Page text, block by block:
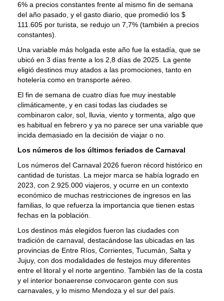
6% a precios constantes frente al mismo fin de semana
del año pasado, y el gasto diario, que promedió los $
111.605 por turista, se redujo un 7,7% (también a precios
constantes).
Una variable más holgada este año fue la estadía, que se
ubicó en 3 días frente a los 2,8 días de 2025. La gente
eligió destinos muy atados a las promociones, tanto en
hotelería como en transporte aéreo.
El fin de semana de cuatro días fue muy inestable
climáticamente, y en casi todas las ciudades se
combinaron calor, sol, lluvia, viento y tormenta, algo que
es habitual en febrero y ya no parece ser una variable que
incida demasiado en la decisión de viajar o no.
Los números de los últimos feriados de Carnaval
Los números del Carnaval 2026 fueron récord histórico en
cantidad de turistas. La mejor marca se había logrado en
2023, con 2.925.000 viajeros, y ocurre en un contexto
económico de muchas restricciones de ingresos en las
familias, lo que refuerza la importancia que tienen estas
fechas en la población.
Los destinos más elegidos fueron las ciudades con
tradición de carnaval, destacándose las ubicadas en las
provincias de Entre Ríos, Corrientes, Tucumán, Salta y
Jujuy, con dos modalidades de festejos muy diferentes
entre el litoral y el norte argentino. También las de la costa
y el interior bonaerense convocaron gente con sus
carnavales, y lo mismo Mendoza y el sur del país.